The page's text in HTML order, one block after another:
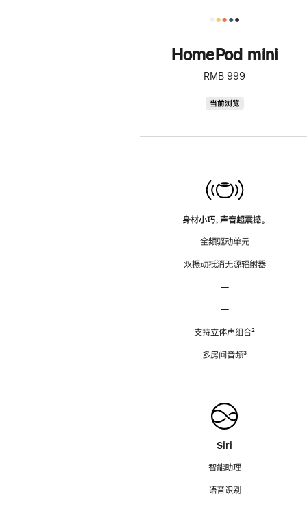
HomePod mini
RMB 999
当前浏览
身材小巧，声音超震撼。
全频驱动单元
双振动抵消无源辐射器
—
—
支持立体声组合脚
²
多房间音频脚
³
Siri
智能助理
语音识别